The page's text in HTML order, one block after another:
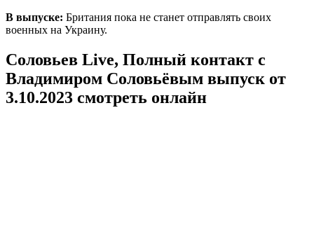
В выпуске: Британия пока не станет отправлять своих
военных на Украину.
Соловьев Live, Полный контакт с
Владимиром Соловьёвым выпуск от
3.10.2023 смотреть онлайн